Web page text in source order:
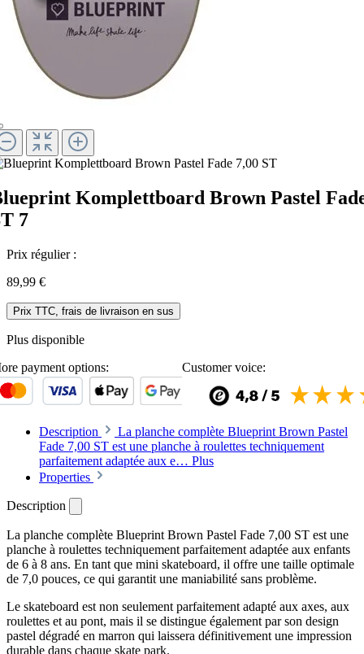
Komplettboard Brown Pastel
7
Prix régulier :
89,99 €
Prix TTC, frais de livraison en sus
Plus disponible
payment options:
Customer voice:
Description
La planche complète Blueprint Brown Pastel
Fade 7,00 ST est une planche à roulettes techniquement
parfaitement adaptée aux e… Plus
Properties
Description
La planche complète Blueprint Brown Pastel Fade 7,00 ST est une
planche à roulettes techniquement parfaitement adaptée aux enfants
de 6 à 8 ans. En tant que mini skateboard, il offre une taille optimale
de 7,0 pouces, ce qui garantit une maniabilité sans problème.
Le skateboard est non seulement parfaitement adapté aux axes, aux
roulettes et au pont, mais il se distingue également par son design
pastel dégradé en marron qui laissera définitivement une impression
durable dans chaque skate park.